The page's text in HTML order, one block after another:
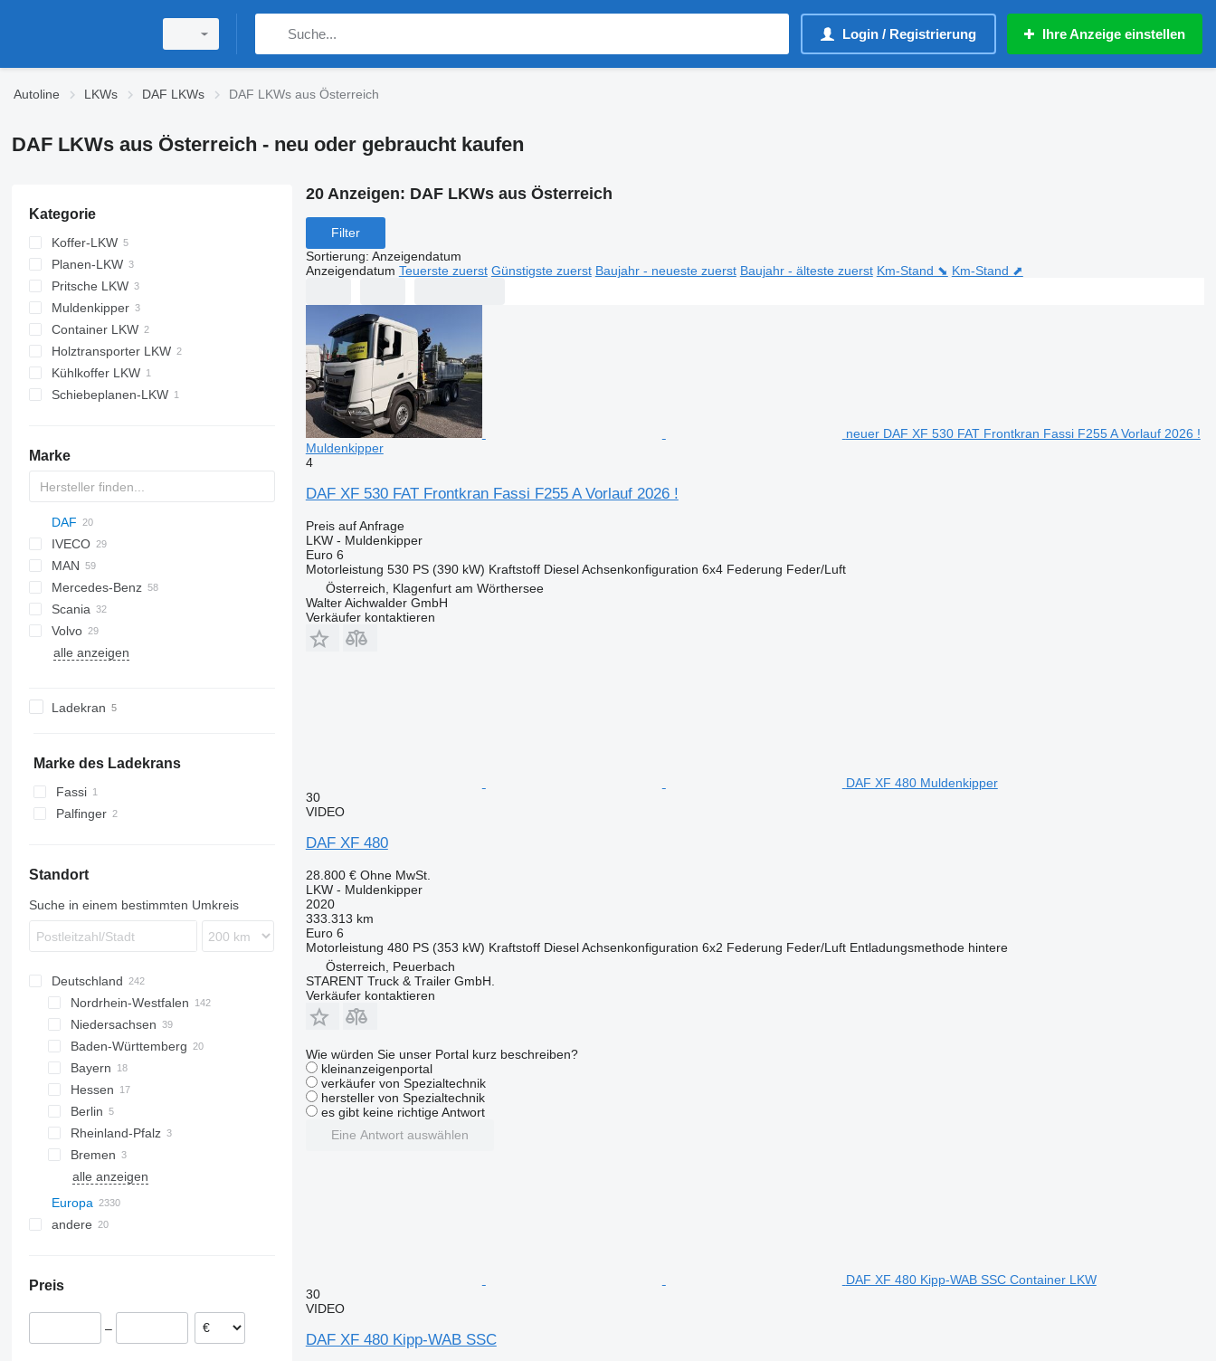
Login / Registrierung Ihre Anzeige einstellen
Autoline LKWs DAF LKWs DAF LKWs aus Österreich
DAF LKWs aus Österreich - neu oder gebraucht kaufen
Kategorie
Koffer-LKW
Planen-LKW
Pritsche LKW
Muldenkipper
Container LKW
Holztransporter LKW
Kühlkoffer LKW
Schiebeplanen-LKW
Marke
DAF
CF
CF 85
CF 400
CF 460
LF
LF 55
XF
XF 480
XF 530
XF 530 FAT
IVECO
Daily
EuroCargo
Stralis
T-Way
X-Way
MAN
LE
TGA
TGL
TGM
Mercedes-Benz
Actros
Antos
Arocs
Canter
C-series
D-series
Premium
Scania
G-series
LB
18S
Volvo
FH
alle anzeigen
Ladekran
Marke des Ladekrans
Fassi
Palfinger
Standort
Suche in einem bestimmten Umkreis
Deutschland
Nordrhein-Westfalen
Köln
Frechen
Düsseldorf
Dortmund
Bottrop
Hilden
Lemgo
Datteln
alle anzeigen
Niedersachsen
Hannover
Bovenden
Groß Ippener
Sittensen
Salzgitter
Peine
Oldenburg
Baden-Württemberg
Stuttgart
Freiburg im Breisgau
Karlsruhe
Jestetten
Tübingen
Bayern
München
Regensburg
Erlangen
Landshut
Hessen
Frankfurt am Main
Gießen
Kassel
Darmstadt
Berlin
Dahlem
Rheinland-Pfalz
Trier
Bremen
Bremen
Kiel
Schwerin
Hamburg
Potsdam
alle anzeigen
Europa
Niederlande
Ungarn
Tschechien
andere
Preis
–
20 Anzeigen: DAF LKWs aus Österreich
Filter
Sortierung: Anzeigendatum
Anzeigendatum Teuerste zuerst Günstigste zuerst Baujahr - neueste zuerst Baujahr - älteste zuerst Km-Stand ⬊ Km-Stand ⬈
neuer DAF XF 530 FAT Frontkran Fassi F255 A Vorlauf 2026 !
Muldenkipper
4
DAF XF 530 FAT Frontkran Fassi F255 A Vorlauf 2026 !
Preis auf Anfrage
LKW - Muldenkipper
Euro 6
Motorleistung 530 PS (390 kW) Kraftstoff Diesel Achsenkonfiguration 6x4 Federung Feder/Luft
Österreich, Klagenfurt am Wörthersee
Walter Aichwalder GmbH
Verkäufer kontaktieren
DAF XF 480 Muldenkipper
30
VIDEO
DAF XF 480
28.800 € Ohne MwSt.
LKW - Muldenkipper
2020
333.313 km
Euro 6
Motorleistung 480 PS (353 kW) Kraftstoff Diesel Achsenkonfiguration 6x2 Federung Feder/Luft Entladungsmethode hintere
Österreich, Peuerbach
STARENT Truck & Trailer GmbH.
Verkäufer kontaktieren
Wie würden Sie unser Portal kurz beschreiben?
kleinanzeigenportal
verkäufer von Spezialtechnik
hersteller von Spezialtechnik
es gibt keine richtige Antwort
Eine Antwort auswählen
DAF XF 480 Kipp-WAB SSC Container LKW
30
VIDEO
DAF XF 480 Kipp-WAB SSC